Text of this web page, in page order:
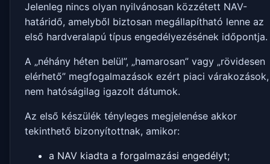
Jelenleg nincs olyan nyilvánosan közzétett NAV-
határidő, amelyből biztosan megállapítható lenne az
első hardveralapú típus engedélyezésének időpontja.
A „néhány héten belül”, „hamarosan” vagy „rövidesen
elérhető” megfogalmazások ezért piaci várakozások,
nem hatóságilag igazolt dátumok.
Az első készülék tényleges megjelenése akkor
tekinthető bizonyítottnak, amikor:
a NAV kiadta a forgalmazási engedélyt;